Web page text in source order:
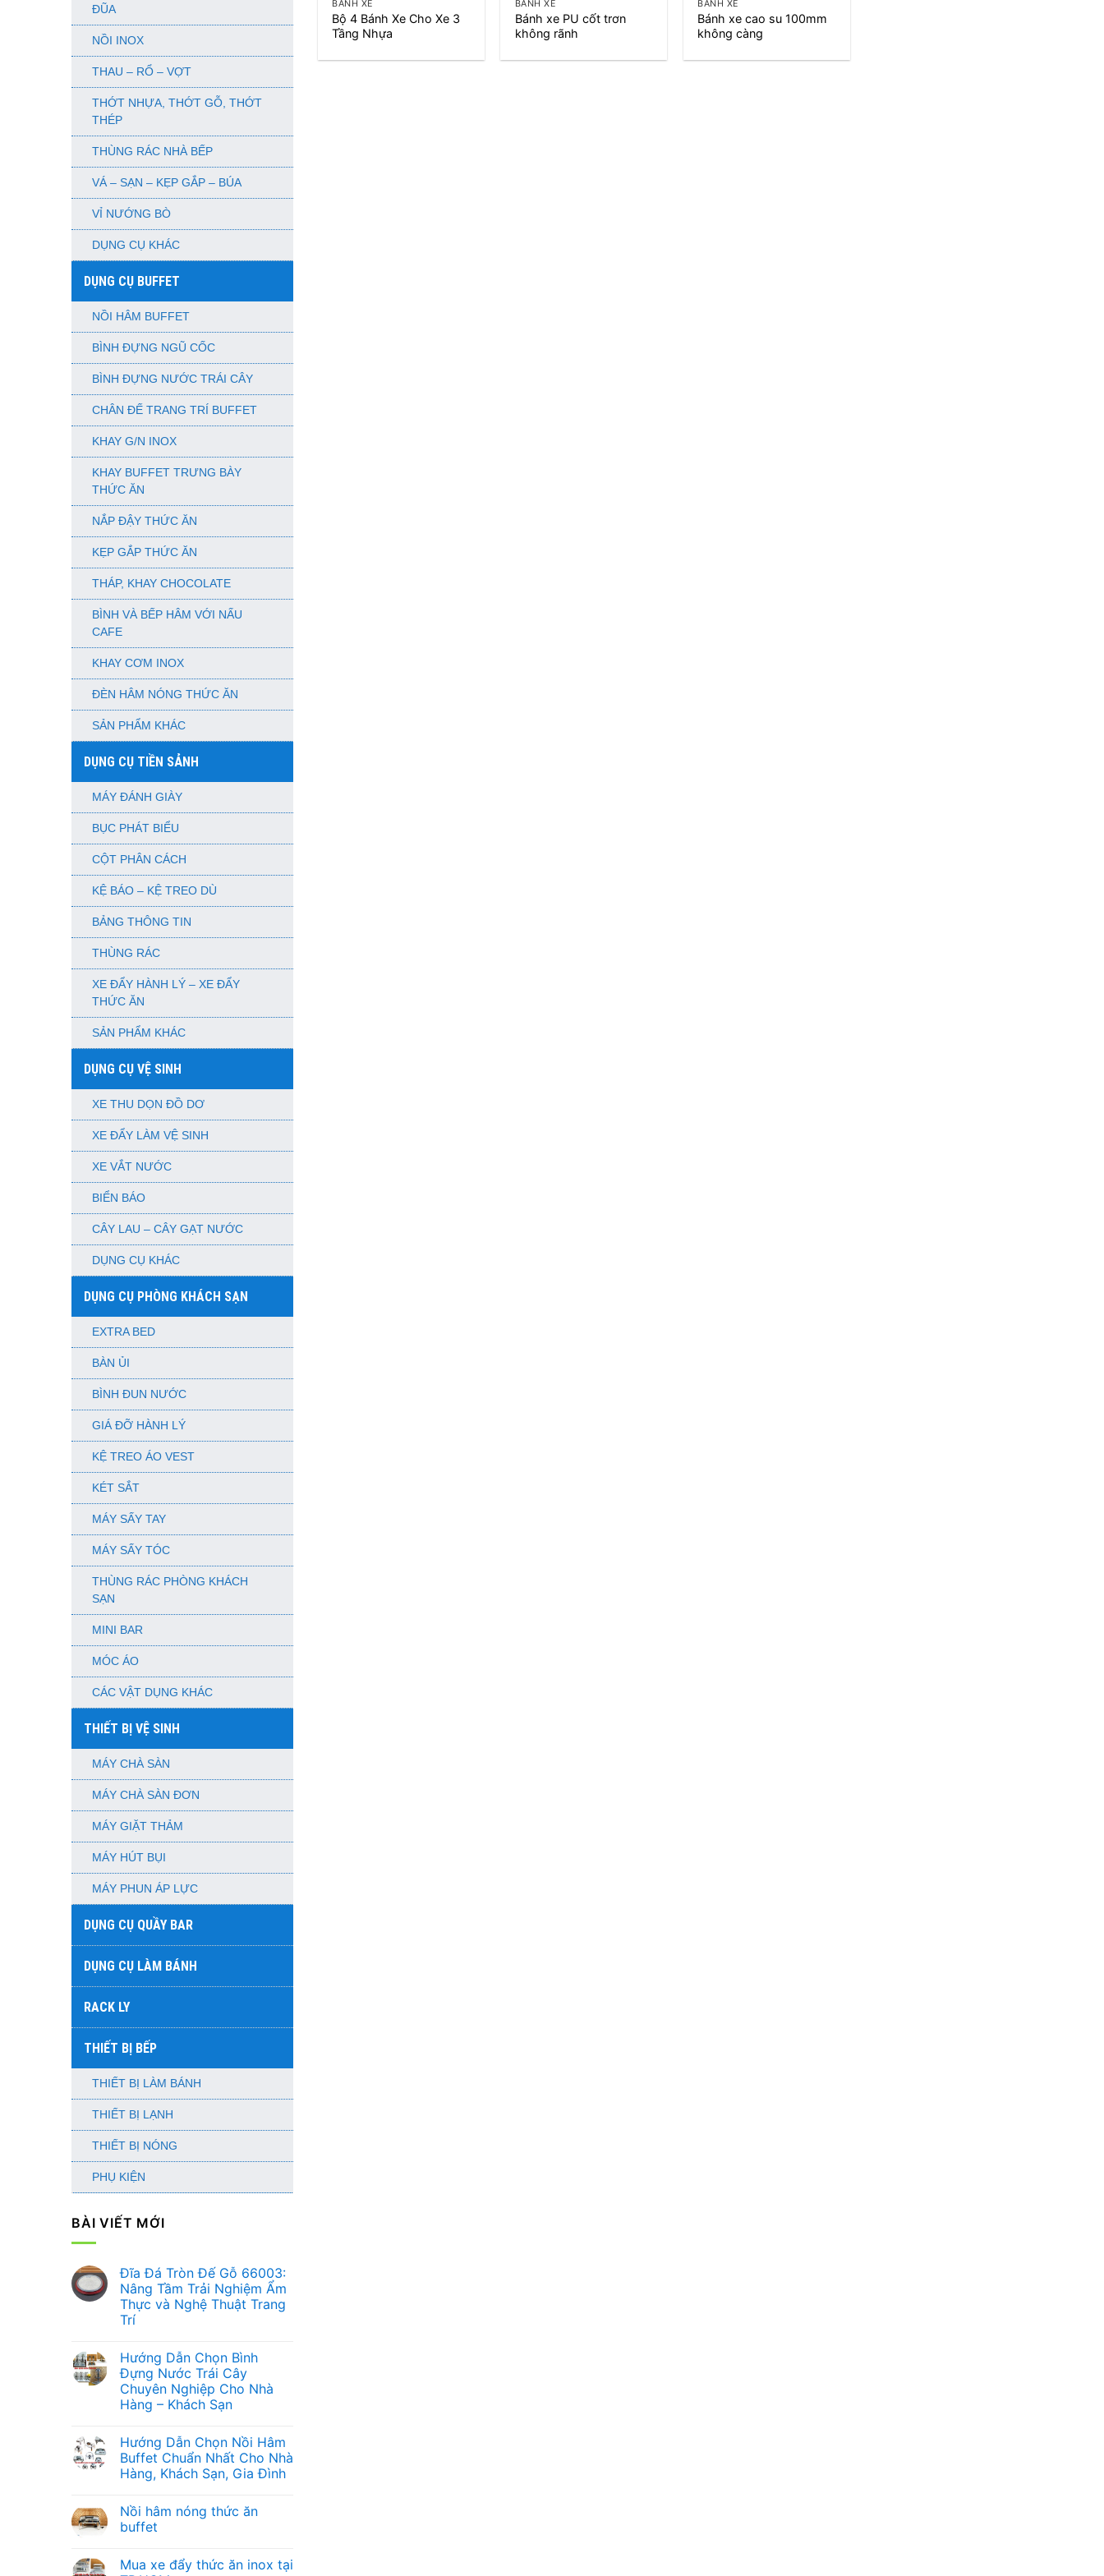
ĐŨA
NỒI INOX
THAU – RỔ – VỢT
THỚT NHỰA, THỚT GỖ, THỚT
THÉP
THÙNG RÁC NHÀ BẾP
VÁ – SẠN – KẸP GẮP – BÚA
VỈ NƯỚNG BÒ
DỤNG CỤ KHÁC
DỤNG CỤ BUFFET
NỒI HÂM BUFFET
BÌNH ĐỰNG NGŨ CỐC
BÌNH ĐỰNG NƯỚC TRÁI CÂY
CHÂN ĐẾ TRANG TRÍ BUFFET
KHAY G/N INOX
KHAY BUFFET TRƯNG BÀY
THỨC ĂN
NẮP ĐẬY THỨC ĂN
KẸP GẮP THỨC ĂN
THÁP, KHAY CHOCOLATE
BÌNH VÀ BẾP HÂM VỚI NẤU
CAFE
KHAY CƠM INOX
ĐÈN HÂM NÓNG THỨC ĂN
SẢN PHẨM KHÁC
DỤNG CỤ TIỀN SẢNH
MÁY ĐÁNH GIÀY
BỤC PHÁT BIỂU
CỘT PHÂN CÁCH
KỆ BÁO – KỆ TREO DÙ
BẢNG THÔNG TIN
THÙNG RÁC
XE ĐẨY HÀNH LÝ – XE ĐẨY
THỨC ĂN
SẢN PHẨM KHÁC
DỤNG CỤ VỆ SINH
XE THU DỌN ĐỒ DƠ
XE ĐẨY LÀM VỆ SINH
XE VẮT NƯỚC
BIỂN BÁO
CÂY LAU – CÂY GẠT NƯỚC
DỤNG CỤ KHÁC
DỤNG CỤ PHÒNG KHÁCH SẠN
EXTRA BED
BÀN ỦI
BÌNH ĐUN NƯỚC
GIÁ ĐỠ HÀNH LÝ
KỆ TREO ÁO VEST
KÉT SẮT
MÁY SẤY TAY
MÁY SẤY TÓC
THÙNG RÁC PHÒNG KHÁCH
SẠN
MINI BAR
MÓC ÁO
CÁC VẬT DỤNG KHÁC
THIẾT BỊ VỆ SINH
MÁY CHÀ SÀN
MÁY CHÀ SÀN ĐƠN
MÁY GIẶT THẢM
MÁY HÚT BỤI
MÁY PHUN ÁP LỰC
DỤNG CỤ QUẦY BAR
DỤNG CỤ LÀM BÁNH
RACK LY
THIẾT BỊ BẾP
THIẾT BỊ LÀM BÁNH
THIẾT BỊ LẠNH
THIẾT BỊ NÓNG
PHỤ KIỆN
BÀI VIẾT MỚI
Đĩa Đá Tròn Đế Gỗ 66003:
Nâng Tầm Trải Nghiệm Ẩm
Thực và Nghệ Thuật Trang
Trí
bình
luận
ở
Đĩa
Đá
Tròn
66003:
Nâng
Tầm
Trải
Thực
và
Nghệ
Trí
Hướng Dẫn Chọn Bình
Đựng Nước Trái Cây
Chuyên Nghiệp Cho Nhà
Hàng – Khách Sạn
bình
luận
ở
Hướng
Bình
Đựng
Nước
Chuyên
Nghiệp
Hướng Dẫn Chọn Nồi Hâm
Buffet Chuẩn Nhất Cho Nhà
Hàng, Khách Sạn, Gia Đình
bình
luận
ở
Chọn
Nồi hâm nóng thức ăn
buffet
bình
Mua xe đẩy thức ăn inox tại
BÁNH XE
Bộ 4 Bánh Xe Cho Xe 3
Tầng Nhựa
BÁNH XE
Bánh xe PU cốt trơn
không rãnh
BÁNH XE
Bánh xe cao su 100mm
không càng